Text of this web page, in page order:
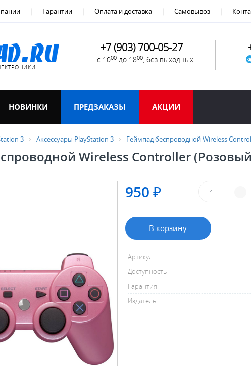
Гарантии Оплата и доставка Самовывоз
+7 (903) 700-05-27
с 1000 до 1800, без выходных
НОВИНКИ ПРЕДЗАКАЗЫ АКЦИИ
3 Аксессуары PlayStation 3 Геймпад беспроводной Wireless
Wireless Controller
950 ₽ –
В корзину
Артикул:
Доступность
Гарантия:
Издатель: